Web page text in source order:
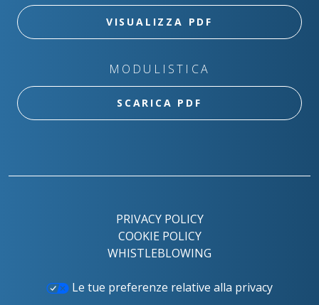
VISUALIZZA PDF
MODULISTICA
SCARICA PDF
PRIVACY POLICY
COOKIE POLICY
WHISTLEBLOWING
Le tue preferenze relative alla privacy